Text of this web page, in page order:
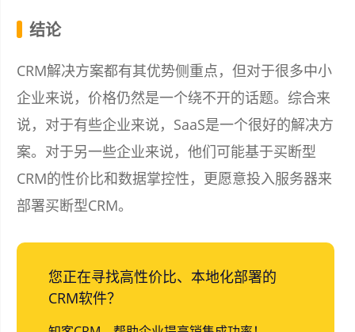
结论
CRM解决方案都有其优势侧重点，但对于很多中小
企业来说，价格仍然是一个绕不开的话题。综合来
说，对于有些企业来说，SaaS是一个很好的解决方
案。对于另一些企业来说，他们可能基于买断型
CRM的性价比和数据掌控性，更愿意投入服务器来
部署买断型CRM。
您正在寻找高性价比、本地化部署的
CRM软件？